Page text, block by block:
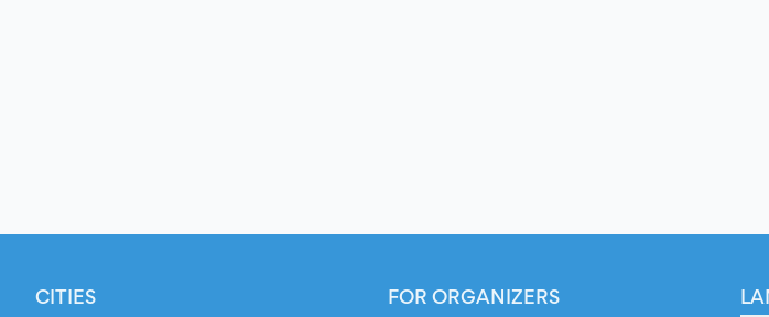
CITIES
FOR ORGANIZERS